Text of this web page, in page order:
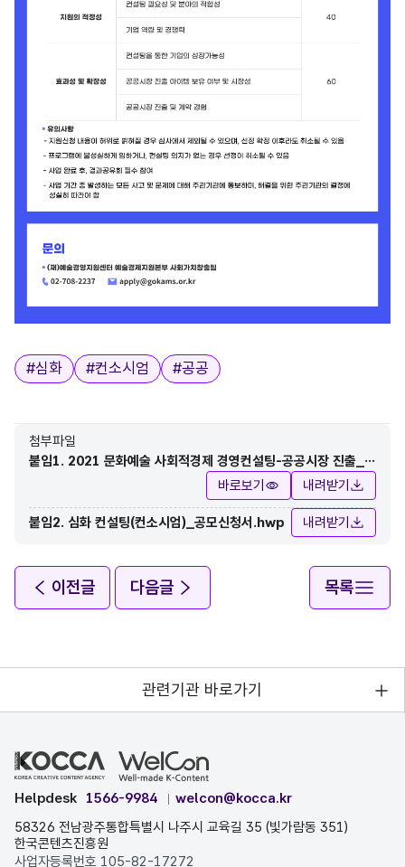
태그
#심화 #컨소시엄 #공공
첨부파일
붙임1. 2021 문화예술 사회적경제 경영컨설팅-공공시장 진출_심
바로보기 내려받기
붙임2. 심화 컨설팅(컨소시엄)_공모신청서.hwp 내려받기
이전글 다음글 목록
관련기관 바로가기
Helpdesk 1566-9984
welcon@kocca.kr
58326 전남광주통합특별시 나주시 교육길 35 (빛가람동 351)
한국콘텐츠진흥원
사업자등록번호 105-82-17272